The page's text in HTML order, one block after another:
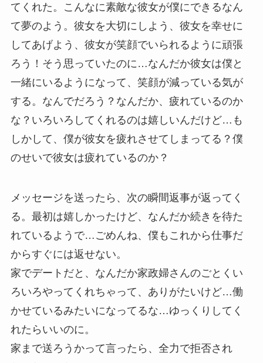
てくれた。こんなに素敵な彼女が僕にできるなん
て夢のよう。彼女を大切にしよう、彼女を幸せに
してあげよう、彼女が笑顔でいられるように頑張
ろう！そう思っていたのに…なんだか彼女は僕と
一緒にいるようになって、笑顔が減っている気が
する。なんでだろう？なんだか、疲れているのか
な？いろいろしてくれるのは嬉しいんだけど…も
しかして、僕が彼女を疲れさせてしまってる？僕
のせいで彼女は疲れているのか？
メッセージを送ったら、次の瞬間返事が返ってく
る。最初は嬉しかったけど、なんだか続きを待た
れているようで…ごめんね、僕もこれから仕事だ
からすぐには返せない。
家でデートだと、なんだか家政婦さんのごとくい
ろいろやってくれちゃって、ありがたいけど…働
かせているみたいになってるな…ゆっくりしてく
れたらいいのに。
家まで送ろうかって言ったら、全力で拒否され